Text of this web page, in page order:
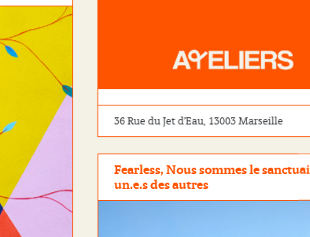
36 Rue du Jet d’Eau, 13003 Marseille
Fearless, Nous sommes le
un.e.s des autres